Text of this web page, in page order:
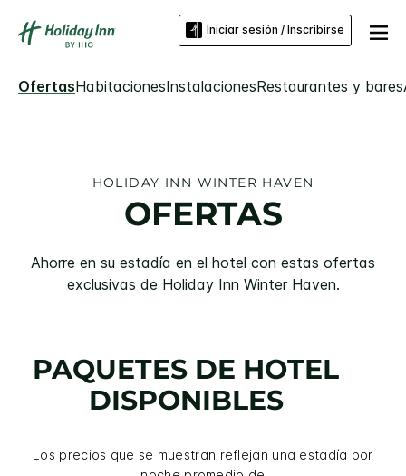
Iniciar sesión / Inscribirse
OfertasHabitacionesInstalacionesRestaurantes y bares
HOLIDAY INN WINTER HAVEN
OFERTAS
Ahorre en su estadía en el hotel con estas ofertas
exclusivas de Holiday Inn Winter Haven.
PAQUETES DE HOTEL
DISPONIBLES
Los precios que se muestran reflejan una estadía por